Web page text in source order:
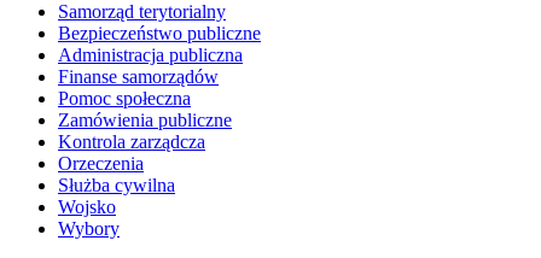
Samorząd terytorialny
Bezpieczeństwo publiczne
Administracja publiczna
Finanse samorządów
Pomoc społeczna
Zamówienia publiczne
Kontrola zarządcza
Orzeczenia
Służba cywilna
Wojsko
Wybory